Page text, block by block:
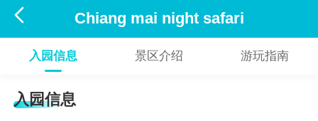
 Chiang mai night safari
入园信息 景区介绍 游玩指南
入园信息